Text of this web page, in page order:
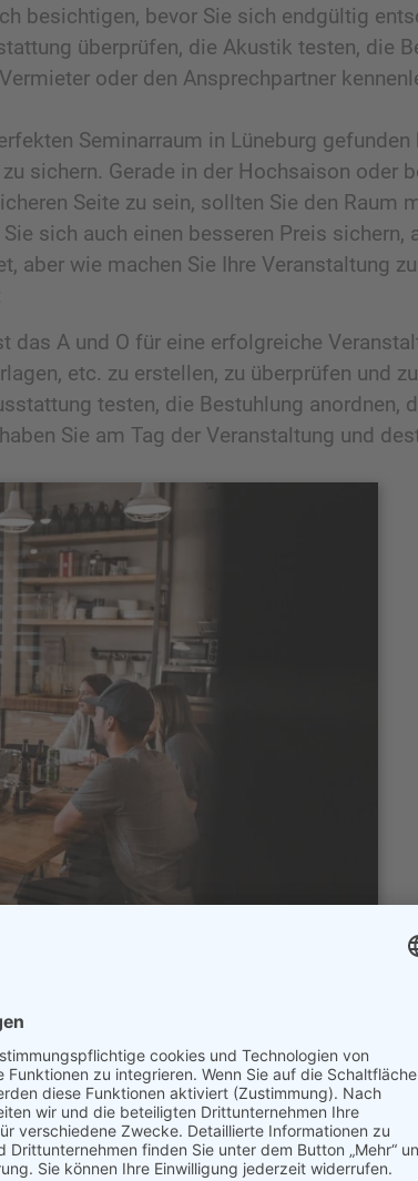
besichtigen, bevor Sie sich endgültig
überprüfen, die Akustik testen, die
oder den Ansprechpartner
Seminarraum in Lüneburg
sichern. Gerade in der Hochsaison oder
Seite zu sein, sollten Sie den Raum
sich auch einen besseren Preis sichern,
aber wie machen Sie Ihre Veranstaltung
das A und O für eine erfolgreiche
etc. zu erstellen, zu überprüfen und
testen, die Bestuhlung anordnen,
Sie am Tag der Veranstaltung und
e.novum bei der Disruptive
WhatsApp Facebook X